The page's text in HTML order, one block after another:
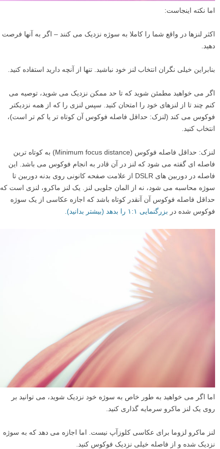
اما نکته اینجاست:
اکثر لنزها در واقع شما را کاملا به سوژه نزدیک می کنند – اگر به آنها فرصت
دهید.
بنابراین خیلی نگران انتخاب لنز خود نباشید. تنها از آنچه دارید استفاده کنید.
اگر می خواهید مطمئن شوید که تا حد ممکن نزدیک می شوید، توصیه می
کنم چند تا از لنزهای خود را امتحان کنید. سپس لنزی را که از همه نزدیکتر
فوکوس می کند (لنزک: حداقل فاصله فوکوس آن کوتاه تر یا کم تر است)،
انتخاب کنید.
لنزک: حداقل فاصله فوکوس (Minimum focus distance) به کوتاه ترین
فاصله ای گفته می شود که لنز در آن قادر به انجام فوکوس می باشد. این
فاصله در دوربین های DSLR از علامت صفحه کانونی روی بدنه دوربین تا
سوژه محاسبه می شود، نه از المان جلویی لنز. یک لنز ماکرو، لنزی است که
حداقل فاصله فوکوس آن آنقدر کوتاه باشد که اجازه عکاسی از یک سوژه
فوکوس شده در بزرگنمایی ۱:۱ را بدهد (بیشتر بدانید).
اما اگر می خواهید به طور خاص به سوژه خود نزدیک شوید، می توانید بر
روی یک لنز ماکرو سرمایه گذاری کنید.
لنز ماکرو لزوما برای عکاسی کلوزآپ نیست. اما اجازه می دهد که به سوژه
نزدیک شده و از فاصله خیلی نزدیک فوکوس کنید.